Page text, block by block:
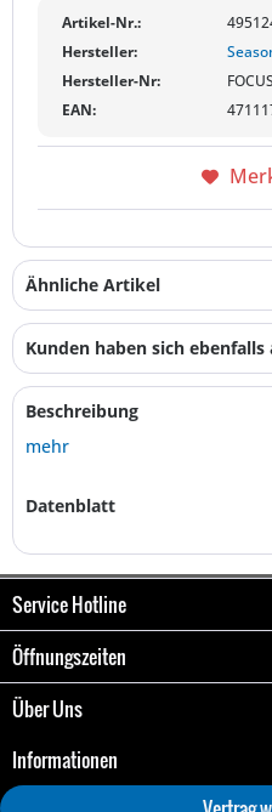
Artikel-Nr.:
Hersteller:
Hersteller-Nr:
EAN:
Ähnliche Artikel
Kunden haben sich ebenfalls
Beschreibung
mehr
Datenblatt
Service Hotline
Öffnungszeiten
Über Uns
Informationen